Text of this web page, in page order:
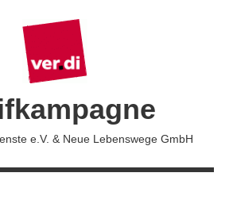
e.V. & Neue Lebenswege GmbH